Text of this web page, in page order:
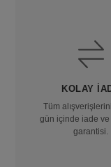
KOLAY
Tüm
gün içinde iade
garantisi.